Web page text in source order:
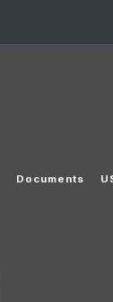
Documents